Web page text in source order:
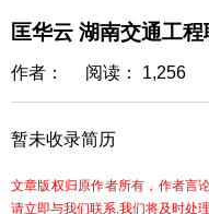
匡华云 湖南交通工
作者： 阅读：
暂未收录简历
文章版权归原作者所有，作者言
请立即与我们联系,我们将及时处理